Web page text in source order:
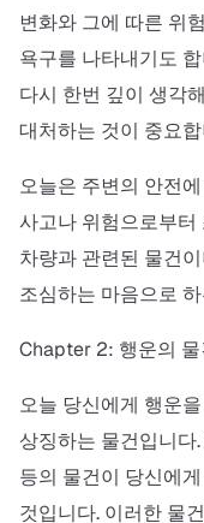
변화와 그에 따른 위
욕구를 나타내기도
다시 한번 깊이 생각
대처하는 것이 중요
오늘은 주변의 안전
사고나 위험으로부터
차량과 관련된 물건
조심하는 마음으로
Chapter 2: 행운의 물
오늘 당신에게 행운
상징하는 물건입니다
등의 물건이 당신에
것입니다. 이러한 물